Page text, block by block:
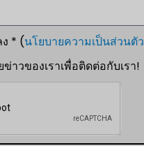
* (นโยบายความเป็นส่วนตัว
าวของเราเพื่อติดต่อกับเรา!